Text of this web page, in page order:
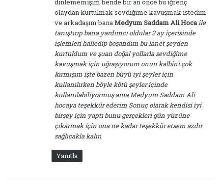
dinlememişim bende bir an önce bu iğrenç
olaydan kurtulmak sevdiğime kavuşmak istedim
ve arkadaşım banaMedyum Saddam Ali Hocaile
tanıştırıp bana yardımcı oldular 2 ay içerisinde
işlemleri halledip boşandım bu lanet şeyden
kurtuldum ve şuan doğal yollarla sevdiğime
kavuşmak için uğraşıyorum onun kalbini çok
kırmışım işte bazen büyü iyi şeyler için
kullanılırken böyle kötü şeyler içinde
kullanılabiliyormuş ama Medyum Saddam Ali
hocaya teşekkür ederim Sonuç olarak kendisi iyi
birşey için yaptı bunu gerçekleri gün yüzüne
çıkarmak için ona ne kadar teşekkür etsem azdır
sağlıcakla kalın
Yanıtla